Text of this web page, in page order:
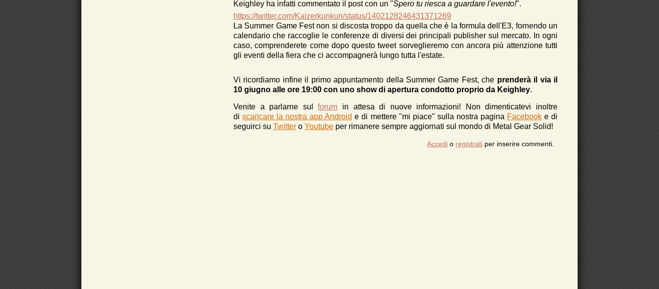
Keighley ha infatti commentato il post con un "Spero tu riesca a guardare l'evento!".
https://twitter.com/Kaizerkunkun/status/1402128246431371269
La Summer Game Fest non si discosta troppo da quella che è la formula dell'E3, fornendo un
calendario che raccoglie le conferenze di diversi dei principali publisher sul mercato. In ogni
caso, comprenderete come dopo questo tweet sorveglieremo con ancora più attenzione tutti
gli eventi della fiera che ci accompagnerà lungo tutta l'estate.
Vi ricordiamo infine il primo appuntamento della Summer Game Fest, che prenderà il via il
10 giugno alle ore 19:00 con uno show di apertura condotto proprio da Keighley.
Venite a parlarne sulforum in attesa di nuove informazioni!
Non dimenticatevi inoltre
discaricare la nostra app Android e di mettere "mi piace" sulla nostra pagina Facebooke di
seguirci su Twitter o Youtube per rimanere sempre aggiornati sul mondo di Metal Gear Solid!
Accedi o registrati per inserire commenti.